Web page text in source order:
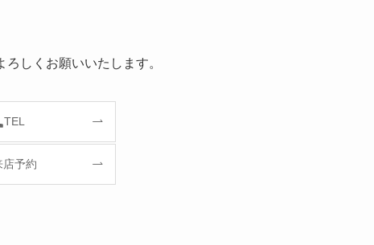
しくお願いいたします。
TEL
店予約